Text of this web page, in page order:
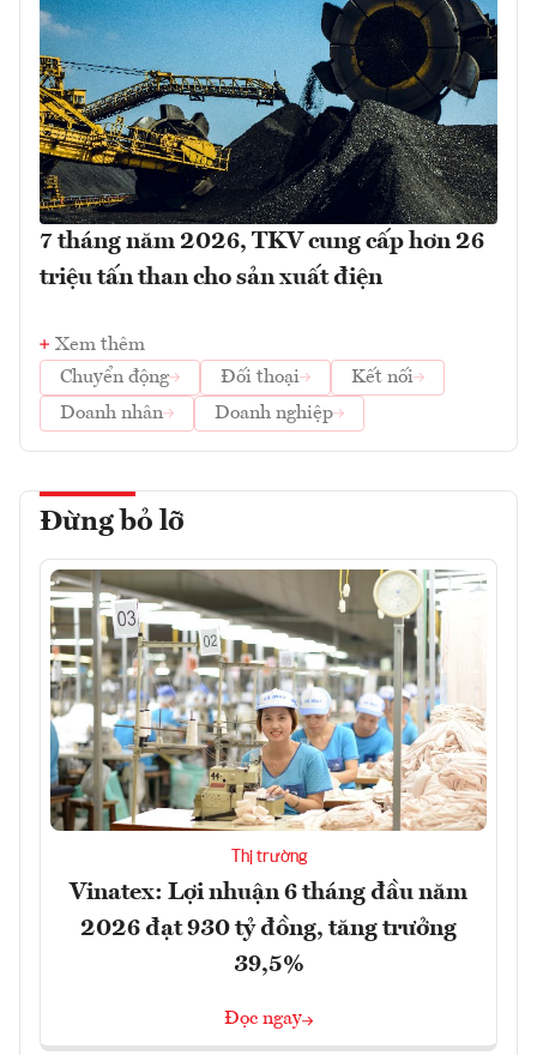
7 tháng năm 2026, TKV cung cấp hơn 26
triệu tấn than cho sản xuất điện
Xem thêm
Chuyển động
Đối thoại
Kết nối
Doanh nhân
Doanh nghiệp
Đừng bỏ lỡ
Thị trường
Vinatex: Lợi nhuận 6 tháng đầu năm
2026 đạt 930 tỷ đồng, tăng trưởng
39,5%
Đọc ngay